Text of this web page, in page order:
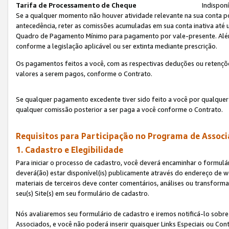
Tarifa de Processamento de Cheque
Se a qualquer momento não houver atividade relevante na sua conta
antecedência, reter as comissões acumuladas em sua conta inativa
Quadro de Pagamento Mínimo para pagamento por vale-presente.
conforme a legislação aplicável ou ser extinta mediante prescrição.
Os pagamentos feitos a você, com as respectivas deduções ou
valores a serem pagos, conforme o Contrato.
Se qualquer pagamento excedente tiver sido feito a você por
qualquer comissão posterior a ser paga a você conforme o Contrato.
Requisitos para Participação no Programa de
1. Cadastro e Elegibilidade
Para iniciar o processo de cadastro, você deverá encaminhar o
deverá(ão) estar disponível(is) publicamente através do endereço
materiais de terceiros deve conter comentários, análises ou
seu(s) Site(s) em seu formulário de cadastro.
Nós avaliaremos seu formulário de cadastro e iremos notificá-lo
Associados, e você não poderá inserir quaisquer Links Especiais ou